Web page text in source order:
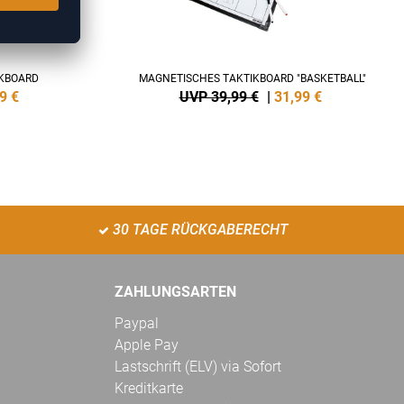
€
MAGNETISCHES TAKTIKBOARD "BASKETBALL"
UVP 39,99 € | 31,99 €
30 TAGE RÜCKGABERECHT
ZAHLUNGSARTEN
Paypal
Apple Pay
Lastschrift (ELV) via Sofort
Kreditkarte